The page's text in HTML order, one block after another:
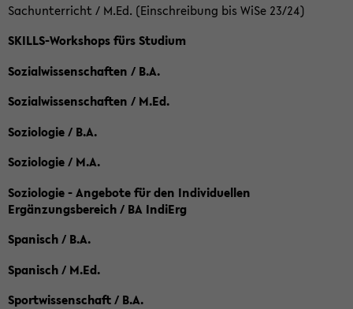
Sachunterricht / M.Ed. (Einschreibung bis WiSe 23/24)
SKILLS-Workshops fürs Studium
Sozialwissenschaften / B.A.
Sozialwissenschaften / M.Ed.
Soziologie / B.A.
Soziologie / M.A.
Soziologie - Angebote für den Individuellen
Ergänzungsbereich / BA IndiErg
Spanisch / B.A.
Spanisch / M.Ed.
Sportwissenschaft / B.A.